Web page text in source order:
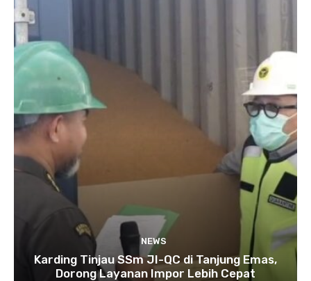
NEWS
Karding Tinjau SSm JI-QC di Tanjung Emas,
Dorong Layanan Impor Lebih Cepat